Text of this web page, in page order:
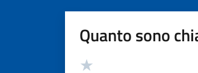
Quanto sono
Valutazione